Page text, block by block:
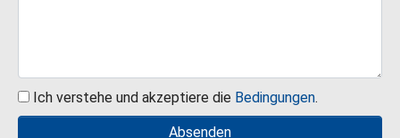
Ich verstehe und akzeptiere die Bedingungen.